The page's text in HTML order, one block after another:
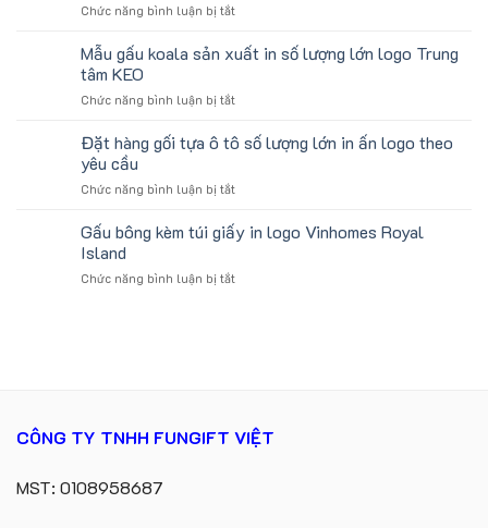
cầu
ATVNCG2026
Logo
Học
Tặng
Viên
Chức năng bình luận bị tắtở
Chữ
U
Logo
Lịch
Tặng
Ty
Mẫu gấu koala sản xuất in số lượng lớn logo Trung
tâm KEO
Chức năng bình luận bị tắtở
gấu
koala
xuất
số
lượng
logo
Đặt hàng gối tựa ô tô số lượng lớn in ấn logo theo
yêu cầu
Chức năng bình luận bị tắtở
hàng
gối
ô
theo
yêu
Gấu bông kèm túi giấy in logo Vinhomes Royal
Island
Chức năng bình luận bị tắtở
Vinhomes
Royal
CÔNG TY TNHH FUNGIFT VIỆT
MST: 0108958687